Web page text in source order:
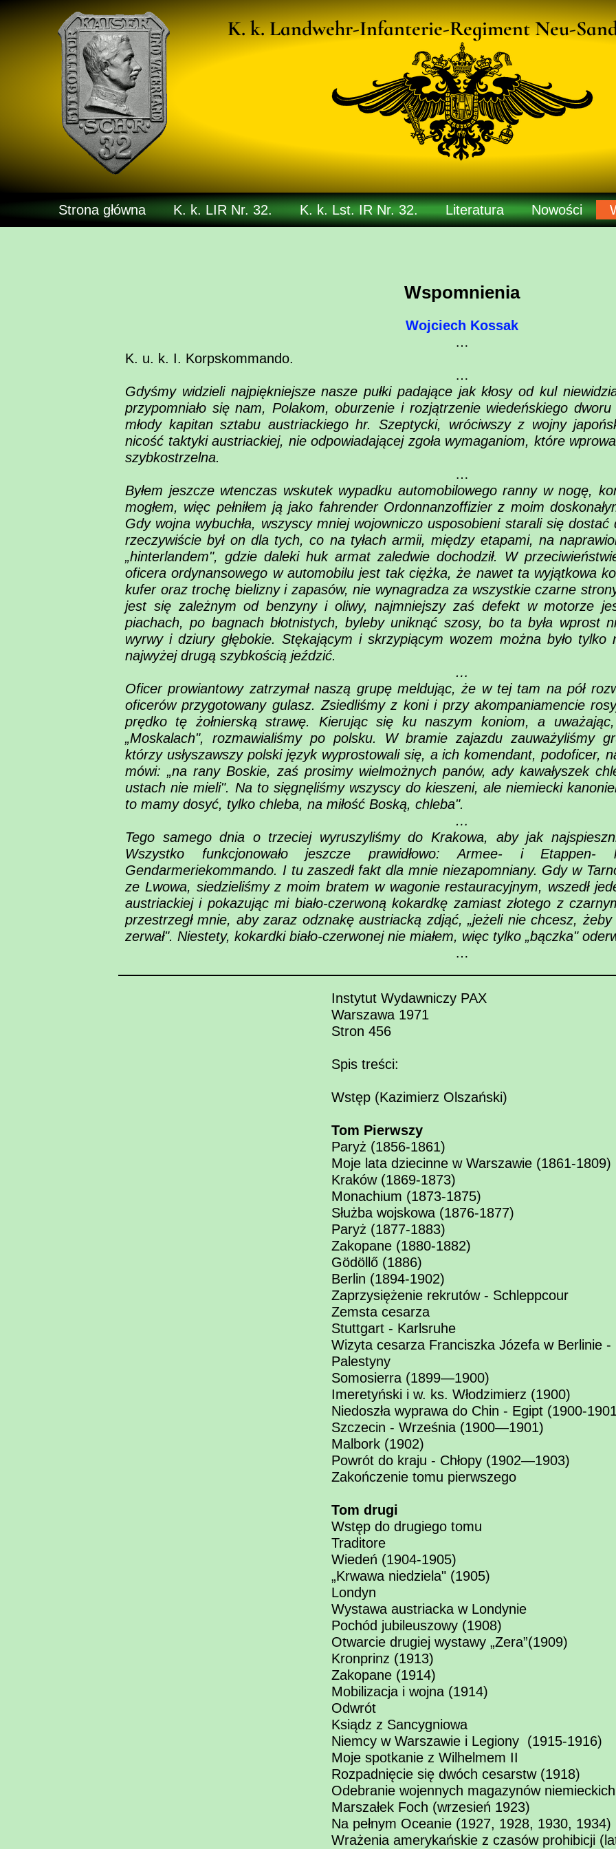
Wspomnienia
Instytut Wydawniczy PAX
Warszawa 1971
Stron 456
Spis treści:
Wstęp (Kazimierz Olszański)
Tom Pierwszy
Paryż (1856-1861)
Moje lata dziecinne w Warszawie (1861-1809)
Kraków (1869-1873)
Monachium (1873-1875)
Służba wojskowa (1876-1877)
Paryż (1877-1883)
Zakopane (1880-1882)
Gödöllő (1886)
Berlin (1894-1902)
Zaprzysiężenie rekrutów - Schleppcour
Zemsta cesarza
Stuttgart - Karlsruhe
Wizyta cesarza Franciszka Józefa w Berlinie
Palestyny
Somosierra (1899—1900)
Imeretyński i w. ks. Włodzimierz (1900)
Niedoszła wyprawa do Chin - Egipt (1900-
Szczecin - Września (1900—1901)
Malbork (1902)
Powrót do kraju - Chłopy (1902—1903)
Zakończenie tomu pierwszego
Tom drugi
Wstęp do drugiego tomu
Traditore
Wiedeń (1904-1905)
„Krwawa niedziela" (1905)
Londyn
Wystawa austriacka w Londynie
Pochód jubileuszowy (1908)
Otwarcie drugiej wystawy „Zera”(1909)
Kronprinz (1913)
Zakopane (1914)
Mobilizacja i wojna (1914)
Odwrót
Ksiądz z Sancygniowa
Niemcy w Warszawie i Legiony (1915-1916)
Moje spotkanie z Wilhelmem II
Rozpadnięcie się dwóch cesarstw (1918)
Odebranie wojennych magazynów
Marszałek Foch (wrzesień 1923)
Na pełnym Oceanie (1927, 1928, 1930, 1934)
Wrażenia amerykańskie z czasów prohibicji
Wojciech Kossak
…
K. u. k. I. Korpskommando.
…
Gdyśmy widzieli najpiękniejsze nasze pułki padające jak kłosy od kul
przypomniało się nam, Polakom, oburzenie i rozjątrzenie wiedeńskiego
młody kapitan sztabu austriackiego hr. Szeptycki, wróciwszy z wojny
nicość taktyki austriackiej, nie odpowiadającej zgoła wymaganiom, które
szybkostrzelna.
…
Byłem jeszcze wtenczas wskutek wypadku automobilowego ranny w nogę,
mogłem, więc pełniłem ją jako fahrender Ordonnanzoffizier z moim
Gdy wojna wybuchła, wszyscy mniej wojowniczo usposobieni starali się
rzeczywiście był on dla tych, co na tyłach armii, między etapami, na
„hinterlandem", gdzie daleki huk armat zaledwie dochodził. W
oficera ordynansowego w automobilu jest tak ciężka, że nawet ta wyjątkowa
kufer oraz trochę bielizny i zapasów, nie wynagradza za wszystkie czarne
jest się zależnym od benzyny i oliwy, najmniejszy zaś defekt w motorze
piachach, po bagnach błotnistych, byleby uniknąć szosy, bo ta była wprost
wyrwy i dziury głębokie. Stękającym i skrzypiącym wozem można było
najwyżej drugą szybkością jeździć.
…
Oficer prowiantowy zatrzymał naszą grupę meldując, że w tej tam na pół
oficerów przygotowany gulasz. Zsiedliśmy z koni i przy akompaniamencie
prędko tę żołnierską strawę. Kierując się ku naszym koniom, a
„Moskalach", rozmawialiśmy po polsku. W bramie zajazdu zauważyliśmy
którzy usłyszawszy polski język wyprostowali się, a ich komendant, podoficer,
mówi: „na rany Boskie, zaś prosimy wielmożnych panów, ady kawałyszek
ustach nie mieli". Na to sięgnęliśmy wszyscy do kieszeni, ale niemiecki
to mamy dosyć, tylko chleba, na miłość Boską, chleba".
…
Tego samego dnia o trzeciej wyruszyliśmy do Krakowa, aby jak
Wszystko funkcjonowało jeszcze prawidłowo: Armee- i
Gendarmeriekommando. I tu zaszedł fakt dla mnie niezapomniany. Gdy w
ze Lwowa, siedzieliśmy z moim bratem w wagonie restauracyjnym, wszedł
austriackiej i pokazując mi biało-czerwoną kokardkę zamiast złotego z
przestrzegł mnie, aby zaraz odznakę austriacką zdjąć, „jeżeli nie chcesz,
zerwał". Niestety, kokardki biało-czerwonej nie miałem, więc tylko „bączka"
…
Strona główna
K. k. LIR Nr. 32.
Kadra 1914
K. k. Lst. IR Nr. 32.
Galeria
Literatura Nowości
K. k. Landwehr-Infanterie-Regiment Neu-